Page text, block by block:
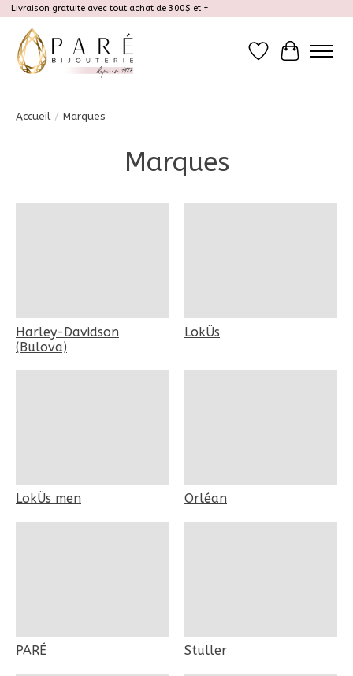
Livraison gratuite avec tout achat de 300$ et +
Liste dePanier
Accueil / Marques
Marques
Harley-Davidson
(Bulova)
LokÜs
LokÜs men Orléan
PARÉ Stuller